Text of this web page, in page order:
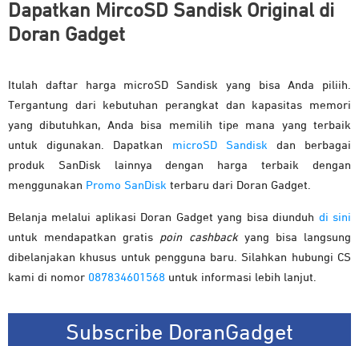
Dapatkan MircoSD Sandisk Original di
Doran Gadget
Itulah daftar harga microSD Sandisk yang bisa Anda piliih.
Tergantung dari kebutuhan perangkat dan kapasitas memori
yang dibutuhkan, Anda bisa memilih tipe mana yang terbaik
untuk digunakan. Dapatkan microSD Sandisk dan berbagai
produk SanDisk lainnya dengan harga terbaik dengan
menggunakan Promo SanDisk terbaru dari Doran Gadget.
Belanja melalui aplikasi Doran Gadget yang bisa diunduh di sini
untuk mendapatkan gratis poin cashbackyang bisa langsung
dibelanjakan khusus untuk pengguna baru. Silahkan hubungi CS
kami di nomor 087834601568 untuk informasi lebih lanjut.
Subscribe DoranGadget